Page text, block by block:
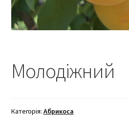
Молодіжний
Категорія: Абрикоса